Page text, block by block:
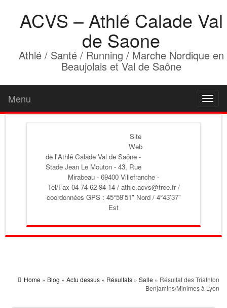
ACVS – Athlé Calade Val
de Saone
Athlé / Santé / Running / Marche Nordique en
Beaujolais et Val de Saône
Menu
Site
Web
de l'Athlé Calade Val de Saône -
Stade Jean Le Mouton - 43, Rue
Mirabeau - 69400 Villefranche -
Tel/Fax 04-74-62-94-14 / athle.acvs@free.fr /
coordonnées GPS : 45°59'51" Nord / 4°43'37"
Est
Home » Blog » Actu dessus » Résultats » Salle » Résultat des Triathlon
Benjamins/Minimes à Lyon